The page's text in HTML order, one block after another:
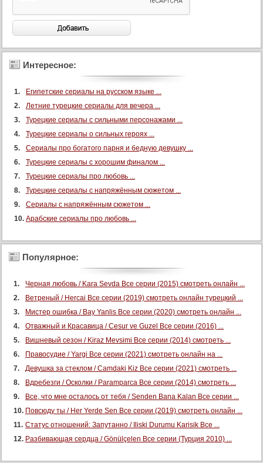
Интересное:
Египетские сериалы на русском языке ...
Летние турецкие сериалы для вечера ...
Турецкие сериалы с сильными персонажами ...
Турецкие сериалы о сильных героях ...
Сериалы про богатого парня и бедную девушку ...
Турецкие сериалы с хорошим финалом ...
Турецкие сериалы про любовь ...
Турецкие сериалы с напряжённым сюжетом ...
Сериалы с напряжённым сюжетом ...
Арабские сериалы про любовь ...
Популярное:
Черная любовь / Kara Sevda Все серии (2015) смотреть онлайн ...
Ветреный / Hercai Все серии (2019) смотреть онлайн турецкий ...
Мистер ошибка / Bay Yanlis Все серии (2020) смотреть онлайн ...
Отважный и Красавица / Cesur ve Guzel Все серии (2016) ...
Вишневый сезон / Kiraz Mevsimi Все серии (2014) смотреть ...
Правосудие / Yargi Все серии (2021) смотреть онлайн на ...
Девушка за стеклом / Camdaki Kiz Все серии (2021) смотреть ...
Вдребезги / Осколки / Paramparca Все серии (2014) смотреть ...
Все, что мне осталось от тебя / Senden Bana Kalan Все серии ...
Повсюду ты / Her Yerde Sen Все серии (2019) смотреть онлайн ...
Статус отношений: Запутанно / Iliski Durumu Karisik Все ...
Разбивающая сердца / Gönülçelen Все серии (Турция 2010) ...